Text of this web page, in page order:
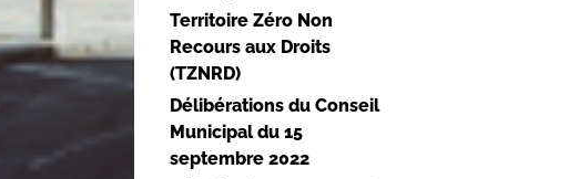
Territoire Zéro Non
Recours aux Droits
(TZNRD)
Délibérations du Conseil
Municipal du 15
septembre 2022